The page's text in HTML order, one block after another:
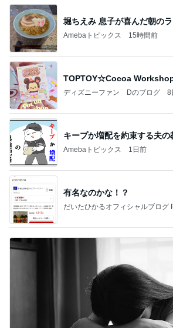
堀ちえみ 息子が喜んだ朝の
Amebaトピックス 15時間前
TOPTOY☆Cocoa
ディズニーファン Dのブログ 8
キープか増配を約束する夫の
Amebaトピックス 1日前
有名なのかな！？
だいたひかるオフィシャルブログ